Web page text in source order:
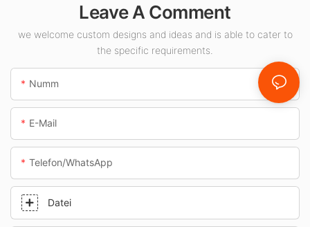
Indoor-Raum wéi
Tankstellen an
Ënnerféierungen.
Leave A Comment
we welcome custom designs and ideas and is able to cater to
the specific requirements.
Numm
E-Mail
Telefon/WhatsApp
Datei